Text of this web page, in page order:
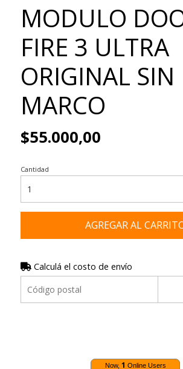
MODULO
FIRE 3 ULTRA
ORIGINAL SIN
MARCO
$55.000,00
Cantidad
AGREGAR AL
Calculá el costo de envío
Now, 1 Online Users